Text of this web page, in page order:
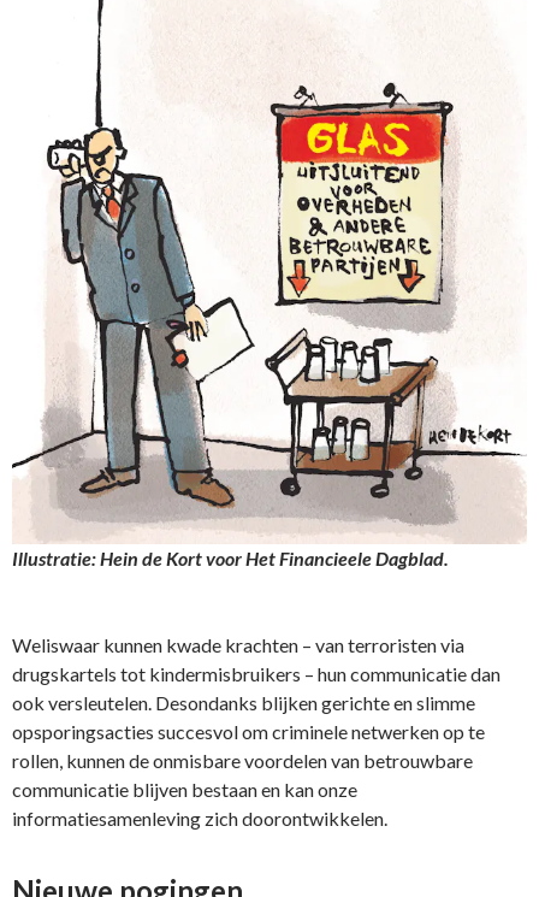
Illustratie: Hein de Kort voor Het Financieele Dagblad.
Weliswaar kunnen kwade krachten – van terroristen via
drugskartels tot kindermisbruikers – hun communicatie dan
ook versleutelen. Desondanks blijken gerichte en slimme
opsporingsacties succesvol om criminele netwerken op te
rollen, kunnen de onmisbare voordelen van betrouwbare
communicatie blijven bestaan en kan onze
informatiesamenleving zich doorontwikkelen.